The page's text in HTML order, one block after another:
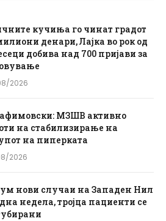
кучиња го чинат градот
денари, Лајка во рок од
добива над 700 пријави за
2026
МЗШВ активно
на стабилизирање на
на пиперката
2026
нови случаи на Западен Нил
недела, тројца пациенти се